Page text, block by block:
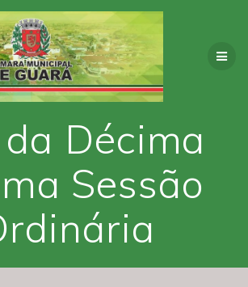
Skip
to
content
Décima
Sessão